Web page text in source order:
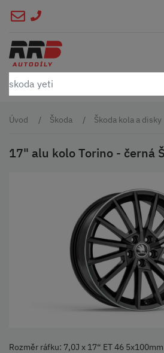
Úvod Škoda Škoda kola a disky
17" alu kolo Torino - černá
Rozměr ráfku: 7,0J x 17“ ET 46 5x100mm